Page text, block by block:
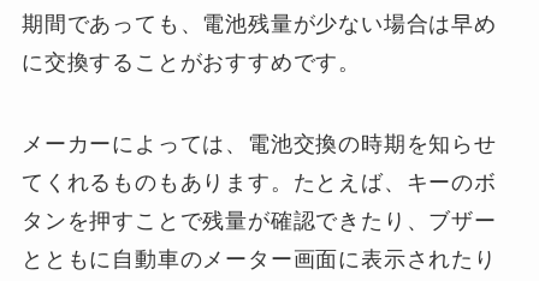
期間であっても、電池残量が少ない場合は早め
に交換することがおすすめです。
メーカーによっては、電池交換の時期を知らせ
てくれるものもあります。たとえば、キーのボ
タンを押すことで残量が確認できたり、ブザー
とともに自動車のメーター画面に表示されたり